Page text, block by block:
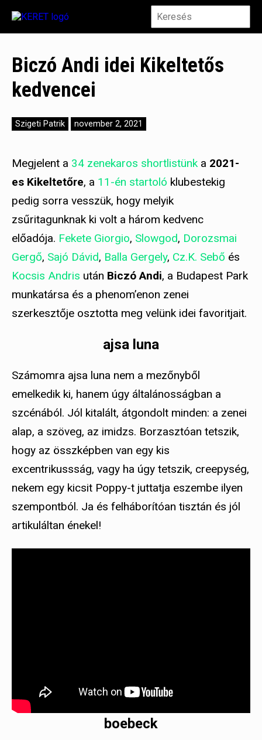
Biczó Andi idei Kikeltetős
kedvencei
Szigeti Patrik november 2, 2021
Megjelent a 34 zenekaros shortlistünka 2021-
es Kikeltetőre, a 11-én startoló klubestekig
pedig sorra vesszük, hogy melyik
zsűritagunknak ki volt a három kedvenc
előadója. Fekete Giorgio, Slowgod, Dorozsmai
Gergő, Sajó Dávid, Balla Gergely, Cz.K. Sebő és
Kocsis Andris után Biczó Andi, a Budapest Park
munkatársa és a phenom’enon zenei
szerkesztője osztotta meg velünk idei favoritjait.
ajsa luna
Számomra ajsa luna nem a mezőnyből
emelkedik ki, hanem úgy általánosságban a
szcénából. Jól kitalált, átgondolt minden: a zenei
alap, a szöveg, az imidzs. Borzasztóan tetszik,
hogy az összképben van egy kis
excentrikussság, vagy ha úgy tetszik, creepység,
nekem egy kicsit Poppy-t juttatja eszembe ilyen
szempontból. Ja és felháborítóan tisztán és jól
artikuláltan énekel!
boebeck